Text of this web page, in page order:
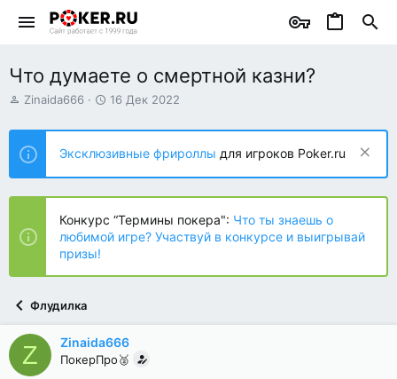
Что думаете о смертной казни?
А
т
о
р
т
е
ы
Zinaida666
Д
т
н
а
ч
а
16 Дек 2022
Эксклюзивные фрироллы для игроков Poker.ru
Конкурс “Термины покера": Что ты знаешь о
любимой игре? Участвуй в конкурсе и выигрывай
призы!
Флудилка
Z Zinaida666
ПокерПро🥈